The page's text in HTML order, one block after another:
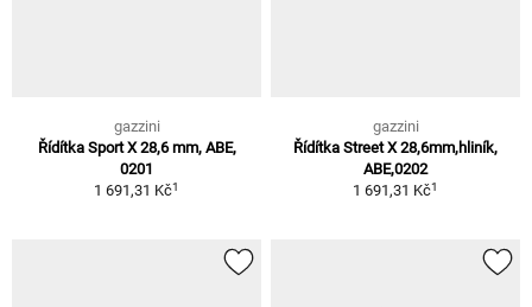
gazzini
Řídítka Sport X 28,6 mm, ABE,
0201
1 691,31 Kč1
gazzini
Řídítka Street X 28,6mm,hliník,
ABE,0202
1 691,31 Kč1